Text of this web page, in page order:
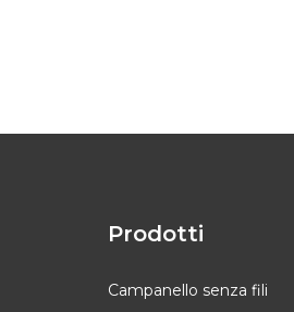
Prodotti
Campanello senza fili